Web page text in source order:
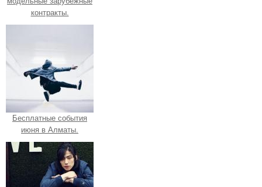
контракты.
Бесплатные события
июня в Алматы.